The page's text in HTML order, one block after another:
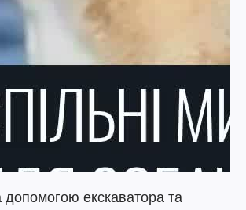
екскаватора та